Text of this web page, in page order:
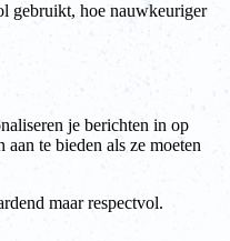
gebruikt, hoe nauwkeuriger
je berichten in op
te bieden als ze moeten
maar respectvol.